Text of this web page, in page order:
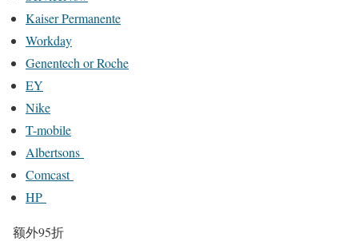
Kaiser Permanente
Workday
Genentech or Roche
EY
Nike
T-mobile
Albertsons
Comcast
HP
额外95折